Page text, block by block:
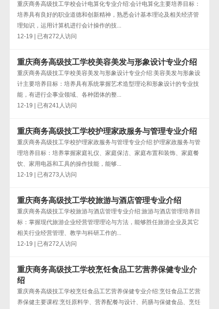
重庆商务高级技工学校会计电算化专业介绍:会计电算化主要培养目标：
培养具有良好的职业道德和创新精神，熟悉会计基本理论及相关经济管
理知识，运用计算机进行会计操作的技...
12-19 | 已有272人访问
重庆商务高级技工学校美容美发与形象设计专业介绍
重庆商务高级技工学校美容美发与形象设计专业介绍:美容美发与形象设
计主要培养目标：培养具有系统掌握艺术造型理论和形象设计的专业技
能，有进行企事业领域、各种团体的整...
12-19 | 已有241人访问
重庆商务高级技工学校护理家政服务与管理专业介绍
重庆商务高级技工学校护理家政服务与管理专业介绍:护理家政服务与管
理培养目标：培养掌握家庭礼仪、家庭保洁、家庭布置和装饰、家庭餐
饮、家用电器和工具的操作技能，能够...
12-19 | 已有273人访问
重庆商务高级技工学校旅游与酒店管理专业介绍
重庆商务高级技工学校旅游与酒店管理专业介绍:旅游与酒店管理培养目
标：掌握现代旅游企业经营管理理论与方法，能够胜任旅游企业及其它
相关行业经营管理、教学与科研工作的...
12-19 | 已有272人访问
重庆商务高级技工学校烹饪食品工艺营养保健专业介
绍
重庆商务高级技工学校烹饪食品工艺营养保健专业介绍:烹饪食品工艺营
养保健主要课程:烹饪原料学、营养配餐与设计、药膳与保健食品、烹饪